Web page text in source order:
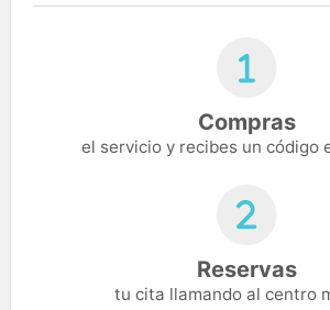
Compras
el servicio y recibes un código
Reservas
tu cita llamando al centro